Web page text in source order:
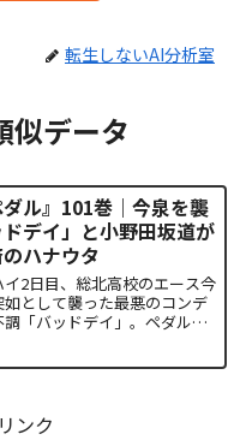
転生しないAI分析室
似データ
ダル』101巻｜今泉を襲
デイ」と小野田坂道が
ハナウタ
イ2日目、総北高校のエース今
として襲った最悪のコンデ
調「バッドデイ」。ペダルを
ンク